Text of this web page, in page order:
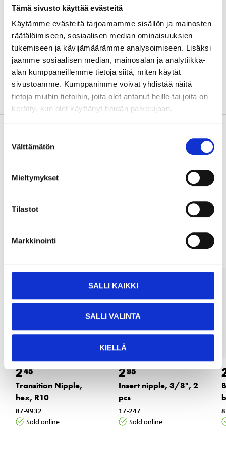
Tämä sivusto käyttää evästeitä
Käytämme evästeitä tarjoamamme sisällön ja mainosten
räätälöimiseen, sosiaalisen median ominaisuuksien
tukemiseen ja kävijämäärämme analysoimiseen. Lisäksi
jaamme sosiaalisen median, mainosalan ja analytiikka-
alan kumppaneillemme tietoja siitä, miten käytät
sivustoamme. Kumppanimme voivat yhdistää näitä
tietoja muihin tietoihin, joita olet antanut heille tai joita on
kerätty, kun olet käyttänyt heidän palvelujaan.
valinta
Välttämätön
Mieltymykset
Tilastot
Markkinointi
SALLI KAIKKI
SALLI VALINTA
KIELLÄ
Suitable for tap water, heating pipes, gas, oil and
compressed air.
About the manufacturer
Other customers also bought
245
Transition Nipple,
hex, R10
87-9932
Sold online
295
Insert nipple, 3/8", 2
pcs
17-247
Sold online